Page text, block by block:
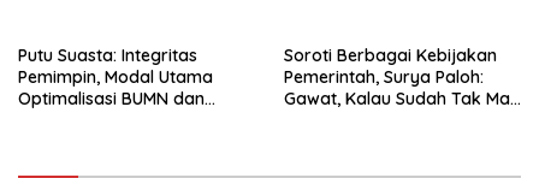
Putu Suasta: Integritas
Pemimpin, Modal Utama
Optimalisasi BUMN dan
Soroti Berbagai Kebijakan
Pemerintah, Surya Paloh:
Gawat, Kalau Sudah Tak Mau